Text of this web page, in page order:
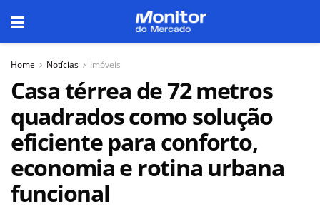
Home Notícias Imóveis
Casa térrea de 72 metros
quadrados como solução
eficiente para conforto,
economia e rotina urbana
funcional